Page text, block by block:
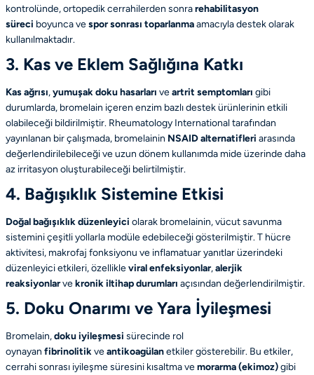
kontrolünde, ortopedik cerrahilerden sonrarehabilitasyon
süreci boyunca vespor sonrası toparlanmaamacıyla destek olarak
kullanılmaktadır.
3. Kas ve Eklem Sağlığına Katkı
Kas ağrısı,yumuşak doku hasarları veartrit semptomları gibi
durumlarda, bromelain içeren enzim bazlı destek ürünlerinin etkili
olabileceği bildirilmiştir. Rheumatology Internationaltarafından
yayınlanan bir çalışmada, bromelainin NSAID alternatifleri arasında
değerlendirilebileceği ve uzun dönem kullanımda mide üzerinde daha
az irritasyon oluşturabileceği belirtilmiştir.
4. Bağışıklık Sistemine Etkisi
Doğal bağışıklık düzenleyici olarak bromelainin, vücut savunma
sistemini çeşitli yollarla modüle edebileceği gösterilmiştir. T hücre
aktivitesi, makrofaj fonksiyonu ve inflamatuar yanıtlar üzerindeki
düzenleyici etkileri, özellikleviral enfeksiyonlar,alerjik
reaksiyonlarvekronik iltihap durumları açısından değerlendirilmiştir.
5. Doku Onarımı ve Yara İyileşmesi
Bromelain,doku iyileşmesi sürecinde rol
oynayan fibrinolitikveantikoagülanetkiler gösterebilir. Bu etkiler,
cerrahi sonrası iyileşme süresini kısaltma vemorarma (ekimoz)gibi